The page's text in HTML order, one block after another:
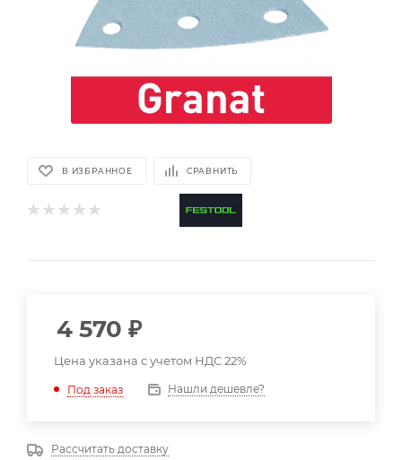
В ИЗБРАННОЕ СРАВНИТЬ
4 570 ₽
Цена указана с учетом НДС 22%
Под заказ Нашли дешевле?
Рассчитать доставку